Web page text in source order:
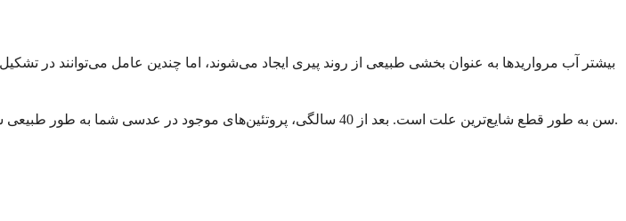
بیشتر آب مرواریدها به عنوان بخشی طبیعی از روند پیری ایجاد می‌شوند، اما چندین عامل می‌توانند در
سن به طور قطع شایع‌ترین علت است. بعد از 40 سالگی، پروتئین‌های موجود در عدسی شما به طور طبیعی شروع به تجزیه و تجمع می‌کنند. تا سن 60 سالگی، بیشتر افراد تا حدی دچار تشکیل آب مروارید هستند.